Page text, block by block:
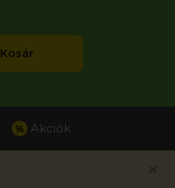
Kosár
% Akciók